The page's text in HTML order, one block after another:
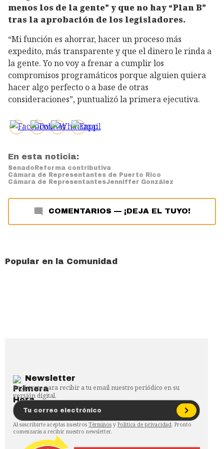
menos los de la gente” y que no hay “Plan B”
tras la aprobación de los legisladores.
“Mi función es ahorrar, hacer un proceso más
expedito, más transparente y que el dinero le rinda a
la gente. Yo no voy a frenar a cumplir los
compromisos programáticos porque alguien quiera
hacer algo perfecto o a base de otras
consideraciones”, puntualizó la primera ejecutiva.
En esta noticia:
SenadoReforma contributiva
Cámara de Representantes de Puerto Rico
Cámara de RepresentantesJenniffer González
COMENTARIOS — ¡DEJA EL TUYO!
Popular en la Comunidad
Newsletter
Regístrate para recibir a tu email nuestro periódico en su
versión digital.
Al suscribirte aceptas nuestros Términos y Política de privacidad. Pronto
comenzarás a recibir nuestro newsletter.